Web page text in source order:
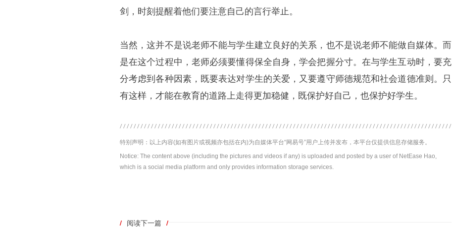
剑，时刻提醒着他们要注意自己的言行举止。
当然，这并不是说老师不能与学生建立良好的关系，也不是说老师不能做自媒体。而
是在这个过程中，老师必须要懂得保全自身，学会把握分寸。在与学生互动时，要充
分考虑到各种因素，既要表达对学生的关爱，又要遵守师德规范和社会道德准则。只
有这样，才能在教育的道路上走得更加稳健，既保护好自己，也保护好学生。
特别声明：以上内容(如有图片或视频亦包括在内)为自媒体平台“网易号”用户上传并发布，本平台仅提供信息存储服务。
Notice: The content above (including the pictures and videos if any) is uploaded and posted by a user of NetEase Hao,
which is a social media platform and only provides information storage services.
/ 阅读下一篇 /